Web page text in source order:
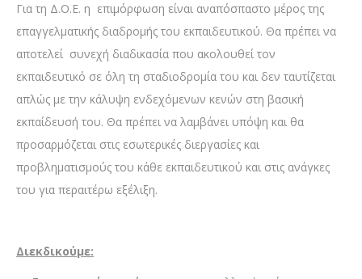
Για τη Δ.Ο.Ε. η επιμόρφωση είναι αναπόσπαστο μέρος της
επαγγελματικής διαδρομής του εκπαιδευτικού. Θα πρέπει να
αποτελεί συνεχή διαδικασία που ακολουθεί τον
εκπαιδευτικό σε όλη τη σταδιοδρομία του και δεν ταυτίζεται
απλώς με την κάλυψη ενδεχόμενων κενών στη βασική
εκπαίδευσή του. Θα πρέπει να λαμβάνει υπόψη και θα
προσαρμόζεται στις εσωτερικές διεργασίες και
προβληματισμούς του κάθε εκπαιδευτικού και στις ανάγκες
του για περαιτέρω εξέλιξη.
Διεκδικούμε: